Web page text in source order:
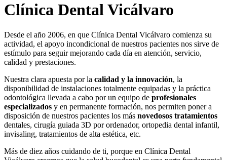
Clínica Dental Vicálvaro
Desde el año 2006, en que Clínica Dental Vicálvaro comienza su
actividad, el apoyo incondicional de nuestros pacientes nos sirve de
estímulo para seguir mejorando cada día en atención, servicio,
calidad y prestaciones.
Nuestra clara apuesta por la calidad y la innovación, la
disponibilidad de instalaciones totalmente equipadas y la práctica
odontológica llevada a cabo por un equipo de profesionales
especializados y en permanente formación, nos permiten poner a
disposición de nuestros pacientes los más novedosos tratamientos
dentales, cirugía guiada 3D por ordenador, ortopedia dental infantil,
invisaling, tratamientos de alta estética, etc.
Más de diez años cuidando de ti, porque en Clínica Dental